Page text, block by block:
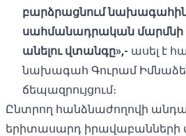
բարձրացնում
սահմանադրական մարմնի
անելու վտանգը»,- ասել է
նախագահ Գուրամ
ճեպազրույցում։
Ընտրող հանձնաժողովի
երիտասարդ իրավաբանների